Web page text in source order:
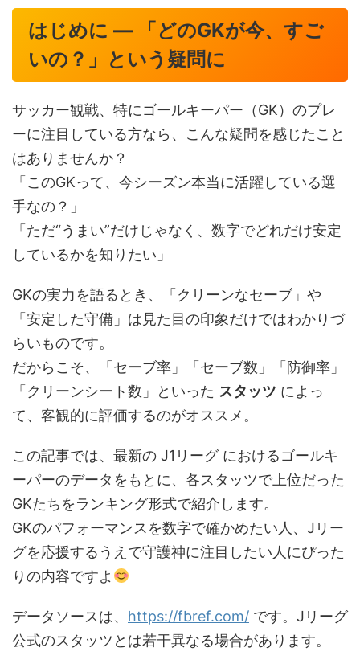
はじめに — 「どのGKが今、すご
いの？」という疑問に
サッカー観戦、特にゴールキーパー（GK）のプレ
ーに注目している方なら、こんな疑問を感じたこと
はありませんか？
「このGKって、今シーズン本当に活躍している選
手なの？」
「ただ“うまい”だけじゃなく、数字でどれだけ安定
しているかを知りたい」
GKの実力を語るとき、「クリーンなセーブ」や
「安定した守備」は見た目の印象だけではわかりづ
らいものです。
だからこそ、「セーブ率」「セーブ数」「防御率」
「クリーンシート数」といった スタッツ によっ
て、客観的に評価するのがオススメ。
この記事では、最新の J1リーグ におけるゴールキ
ーパーのデータをもとに、各スタッツで上位だった
GKたちをランキング形式で紹介します。
GKのパフォーマンスを数字で確かめたい人、Jリー
グを応援するうえで守護神に注目したい人にぴった
りの内容ですよ
データソースは、 https://fbref.com/ です。Jリーグ
公式のスタッツとは若干異なる場合があります。